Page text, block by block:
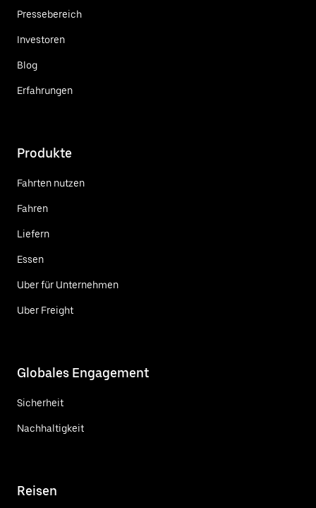
Pressebereich
Investoren
Blog
Erfahrungen
Produkte
Fahrten nutzen
Fahren
Liefern
Essen
Uber für Unternehmen
Uber Freight
Globales Engagement
Sicherheit
Nachhaltigkeit
Reisen